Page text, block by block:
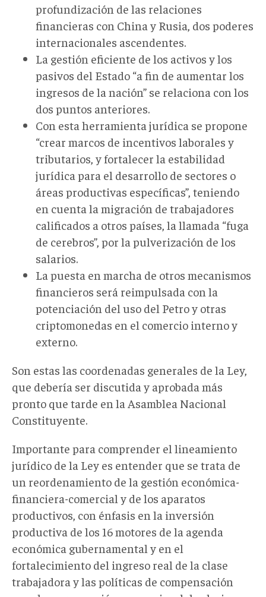
profundización de las relaciones
financieras con China y Rusia, dos poderes
internacionales ascendentes.
La gestión eficiente de los activos y los
pasivos del Estado “a fin de aumentar los
ingresos de la nación” se relaciona con los
dos puntos anteriores.
Con esta herramienta jurídica se propone
“crear marcos de incentivos laborales y
tributarios, y fortalecer la estabilidad
jurídica para el desarrollo de sectores o
áreas productivas específicas”, teniendo
en cuenta la migración de trabajadores
calificados a otros países, la llamada “fuga
de cerebros”, por la pulverización de los
salarios.
La puesta en marcha de otros mecanismos
financieros será reimpulsada con la
potenciación del uso del Petro y otras
criptomonedas en el comercio interno y
externo.
Son estas las coordenadas generales de la Ley,
que debería ser discutida y aprobada más
pronto que tarde en la Asamblea Nacional
Constituyente.
Importante para comprender el lineamiento
jurídico de la Ley es entender que se trata de
un reordenamiento de la gestión económica-
financiera-comercial y de los aparatos
productivos, con énfasis en la inversión
productiva de los 16 motores de la agenda
económica gubernamental y en el
fortalecimiento del ingreso real de la clase
trabajadora y las políticas de compensación